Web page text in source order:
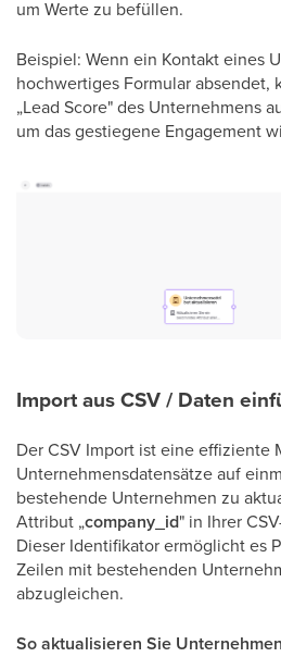
um Werte zu befüllen.
Beispiel: Wenn ein Kontakt eines
hochwertiges Formular absendet,
„Lead Score" des Unternehmens
um das gestiegene Engagement
Import aus CSV / Daten
Der CSV Import ist eine effiziente
Unternehmensdatensätze auf
bestehende Unternehmen zu
Attribut „company_id" in Ihrer
Dieser Identifikator ermöglicht es
Zeilen mit bestehenden
abzugleichen.
So aktualisieren Sie